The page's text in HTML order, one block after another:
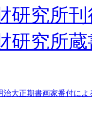
研究所
研究所
大正期書画家番付によ